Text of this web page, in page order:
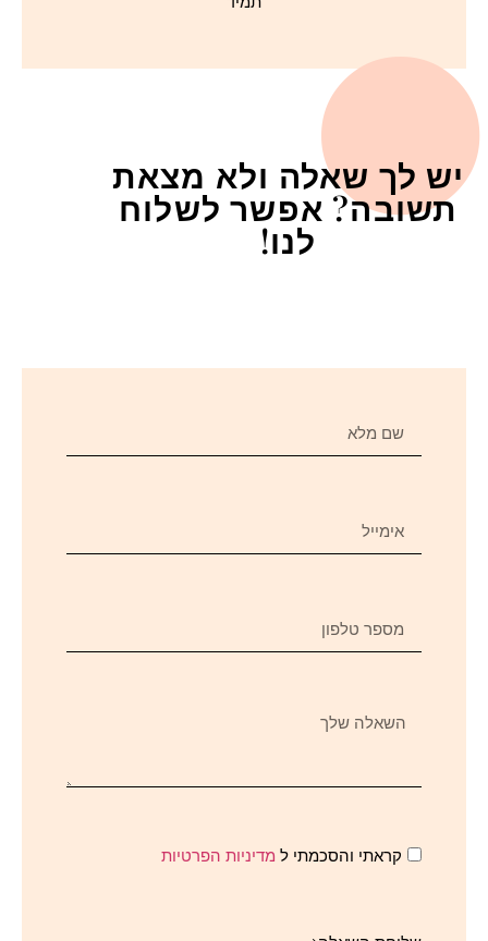
יש לך שאלה ולא מצאת
תשובה? אפשר לשלוח
לנו!
קראתי והסכמתי ל מדיניות הפרטיות